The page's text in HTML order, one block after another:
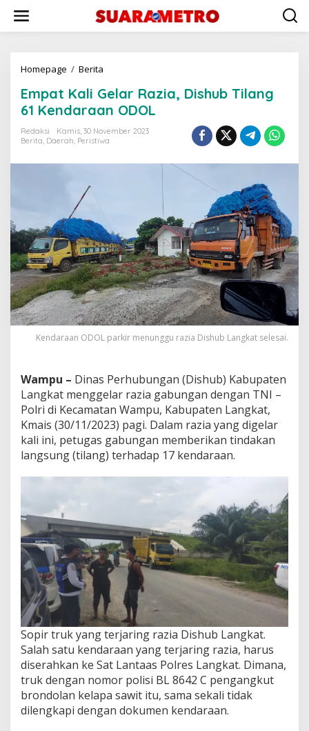
konten
Homepage / Berita
Gelar
Razia,
Dishub
Tilang
61
ODOL
Empat Kali Gelar Razia, Dishub Tilang
61 Kendaraan ODOL
Redaksi
Kamis, 30 November 2023
Berita, Daerah, Peristiwa
Kendaraan ODOL parkir menunggu razia Dishub Langkat selesai.
Wampu – Dinas Perhubungan (Dishub) Kabupaten
Langkat menggelar razia gabungan dengan TNI –
Polri di Kecamatan Wampu, Kabupaten Langkat,
Kmais (30/11/2023) pagi. Dalam razia yang digelar
kali ini, petugas gabungan memberikan tindakan
langsung (tilang) terhadap 17 kendaraan.
Sopir truk yang terjaring razia Dishub Langkat.
Salah satu kendaraan yang terjaring razia, harus
diserahkan ke Sat Lantaas Polres Langkat. Dimana,
truk dengan nomor polisi BL 8642 C pengangkut
brondolan kelapa sawit itu, sama sekali tidak
dilengkapi dengan dokumen kendaraan.